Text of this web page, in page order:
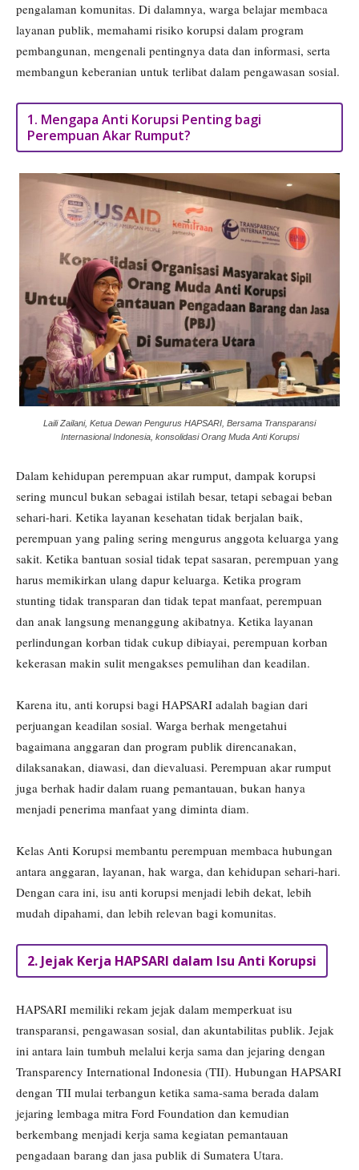
pengalaman komunitas. Di dalamnya, warga belajar membaca
layanan publik, memahami risiko korupsi dalam program
pembangunan, mengenali pentingnya data dan informasi, serta
membangun keberanian untuk terlibat dalam pengawasan sosial.
1. Mengapa Anti Korupsi Penting bagi
Perempuan Akar Rumput?
Laili Zailani, Ketua Dewan Pengurus HAPSARI, Bersama Transparansi
Internasional Indonesia, konsolidasi Orang Muda Anti Korupsi
Dalam kehidupan perempuan akar rumput, dampak korupsi
sering muncul bukan sebagai istilah besar, tetapi sebagai beban
sehari-hari. Ketika layanan kesehatan tidak berjalan baik,
perempuan yang paling sering mengurus anggota keluarga yang
sakit. Ketika bantuan sosial tidak tepat sasaran, perempuan yang
harus memikirkan ulang dapur keluarga. Ketika program
stunting tidak transparan dan tidak tepat manfaat, perempuan
dan anak langsung menanggung akibatnya. Ketika layanan
perlindungan korban tidak cukup dibiayai, perempuan korban
kekerasan makin sulit mengakses pemulihan dan keadilan.
Karena itu, anti korupsi bagi HAPSARI adalah bagian dari
perjuangan keadilan sosial. Warga berhak mengetahui
bagaimana anggaran dan program publik direncanakan,
dilaksanakan, diawasi, dan dievaluasi. Perempuan akar rumput
juga berhak hadir dalam ruang pemantauan, bukan hanya
menjadi penerima manfaat yang diminta diam.
Kelas Anti Korupsi membantu perempuan membaca hubungan
antara anggaran, layanan, hak warga, dan kehidupan sehari-hari.
Dengan cara ini, isu anti korupsi menjadi lebih dekat, lebih
mudah dipahami, dan lebih relevan bagi komunitas.
2. Jejak Kerja HAPSARI dalam Isu Anti Korupsi
HAPSARI memiliki rekam jejak dalam memperkuat isu
transparansi, pengawasan sosial, dan akuntabilitas publik. Jejak
ini antara lain tumbuh melalui kerja sama dan jejaring dengan
Transparency International Indonesia (TII). Hubungan HAPSARI
dengan TII mulai terbangun ketika sama-sama berada dalam
jejaring lembaga mitra Ford Foundation dan kemudian
berkembang menjadi kerja sama kegiatan pemantauan
pengadaan barang dan jasa publik di Sumatera Utara.